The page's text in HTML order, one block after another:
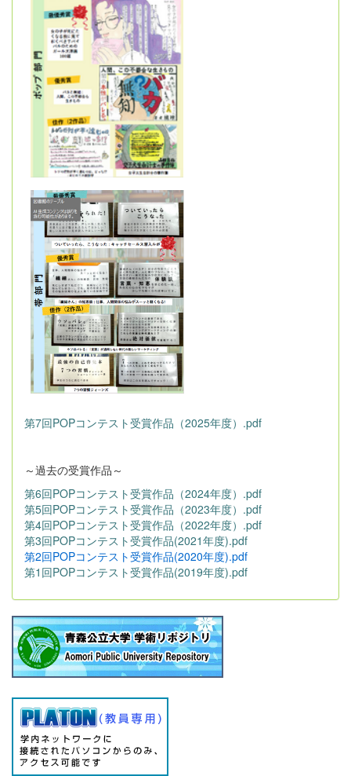
第7回POPコンテスト受賞作品（2025年度）.pdf
～過去の受賞作品～
第6回POPコンテスト受賞作品（2024年度）.pdf
第5回POPコンテスト受賞作品（2023年度）.pdf
第4回POPコンテスト受賞作品（2022年度）.pdf
第3回POPコンテスト受賞作品(2021年度).pdf
第2回POPコンテスト受賞作品(2020年度).pdf
第1回POPコンテスト受賞作品(2019年度).pdf